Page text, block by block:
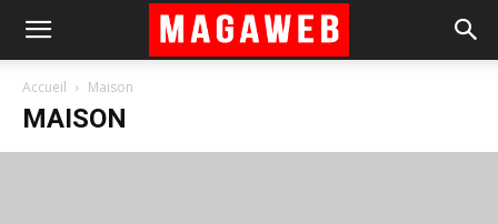
Accueil Maison
MAISON